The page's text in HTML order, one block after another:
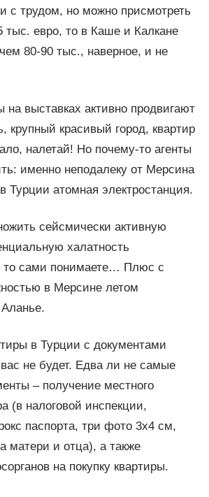
с трудом, но можно присмотреть
тыс. евро, то в Каше и Калкане
80-90 тыс., наверное, и не
на выставках активно продвигают
крупный красивый город, квартир
налетай! Но почему-то агенты
именно неподалеку от Мерсина
Турции атомная электростанция.
сейсмически активную
халатность
то сами понимаете… Плюс с
в Мерсине летом
в Турции с документами
не будет. Едва ли не самые
– получение местного
(в налоговой инспекции,
паспорта, три фото 3х4 см,
и отца), а также
на покупку квартиры.